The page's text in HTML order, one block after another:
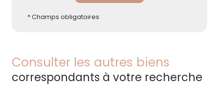
* Champs obligatoires
Consulter les autres biens
correspondants à votre recherche